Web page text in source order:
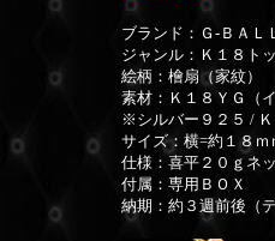
ブランド：Ｇ-ＢＡＬ
ジャンル：Ｋ１８ト
絵柄：檜扇（家紋）
素材：Ｋ１８ＹＧ（
※シルバー９２５ /
サイズ：横=約１８ｍ
仕様：喜平２０ｇネ
付属：専用ＢＯＸ
納期：約３週前後（